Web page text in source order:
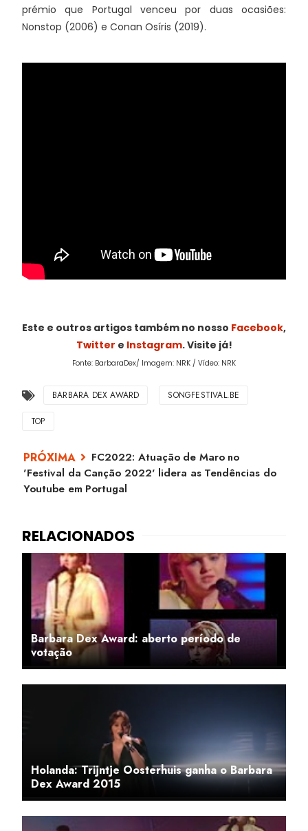
prémio que Portugal venceu por duas ocasiões:
Nonstop (2006) e Conan Osíris (2019).
Este e outros artigos também no nosso Facebook,
Twitter e Instagram. Visite já!
Fonte: BarbaraDex/ Imagem: NRK / Vídeo: NRK
BARBARA DEX AWARD SONGFESTIVAL.BE
TOP
FC2022: Atuação de Maro no
'Festival da Canção 2022' lidera as Tendências do
Youtube em Portugal
Barbara Dex Award: aberto período de
votação
Holanda: Trijntje Oosterhuis ganha o Barbara
Dex Award 2015